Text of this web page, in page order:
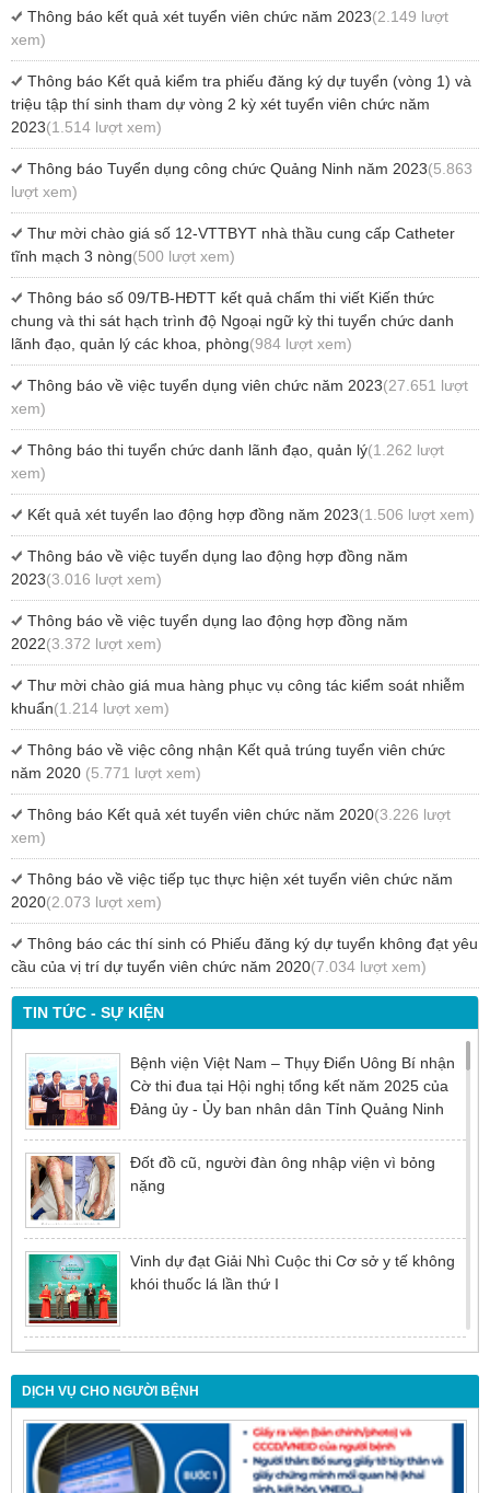
TIN TỨC - SỰ KIỆN
Bệnh viện Việt Nam – Thụy Điển Uông Bí nhận
Cờ thi đua tại Hội nghị tổng kết năm 2025 của
Đảng ủy - Ủy ban nhân dân Tỉnh Quảng Ninh
Đốt đồ cũ, người đàn ông nhập viện vì bỏng
nặng
Vinh dự đạt Giải Nhì Cuộc thi Cơ sở y tế không
khói thuốc lá lần thứ I
chậm trễ
Nội soi mật tụy ngược dòng – Giải pháp tối ưu
cho người bệnh sỏi ống mật chủ
DỊCH VỤ CHO NGƯỜI BỆNH
Thông báo kết quả xét tuyển viên chức năm 2023(2.149 lượt
xem)
Thông báo Kết quả kiểm tra phiếu đăng ký dự tuyển (vòng 1) và
triệu tập thí sinh tham dự vòng 2 kỳ xét tuyển viên chức năm
2023(1.514 lượt xem)
Thông báo Tuyển dụng công chức Quảng Ninh năm 2023(5.863
lượt xem)
Thư mời chào giá số 12-VTTBYT nhà thầu cung cấp Catheter
tĩnh mạch 3 nòng(500 lượt xem)
Thông báo số 09/TB-HĐTT kết quả chấm thi viết Kiến thức
chung và thi sát hạch trình độ Ngoại ngữ kỳ thi tuyển chức danh
lãnh đạo, quản lý các khoa, phòng(984 lượt xem)
Thông báo về việc tuyển dụng viên chức năm 2023(27.651 lượt
xem)
Thông báo thi tuyển chức danh lãnh đạo, quản lý(1.262 lượt
xem)
Kết quả xét tuyển lao động hợp đồng năm 2023(1.506 lượt xem)
Thông báo về việc tuyển dụng lao động hợp đồng năm
2023(3.016 lượt xem)
Thông báo về việc tuyển dụng lao động hợp đồng năm
2022(3.372 lượt xem)
Thư mời chào giá mua hàng phục vụ công tác kiểm soát nhiễm
khuẩn(1.214 lượt xem)
Thông báo về việc công nhận Kết quả trúng tuyển viên chức
năm 2020 (5.771 lượt xem)
Thông báo Kết quả xét tuyển viên chức năm 2020(3.226 lượt
xem)
Thông báo về việc tiếp tục thực hiện xét tuyển viên chức năm
2020(2.073 lượt xem)
Thông báo các thí sinh có Phiếu đăng ký dự tuyển không đạt yêu
cầu của vị trí dự tuyển viên chức năm 2020(7.034 lượt xem)